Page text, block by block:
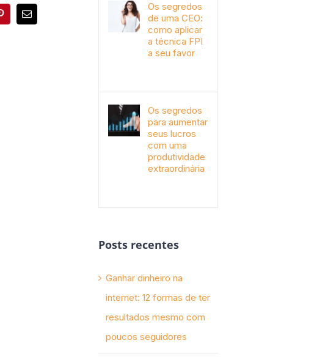
Os segredos
de uma CEO:
como aplicar
a técnica FPI
a seu favor
Os segredos
para aumentar
seus lucros
com uma
produtividade
extraordinária
Posts recentes
Ganhar dinheiro na
internet: 12 formas de ter
resultados mesmo com
poucos seguidores